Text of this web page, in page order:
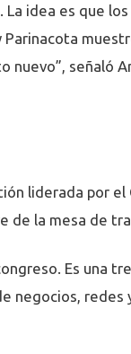
La idea es que
señaló
liderada por
de la mesa de
Es una
negocios,